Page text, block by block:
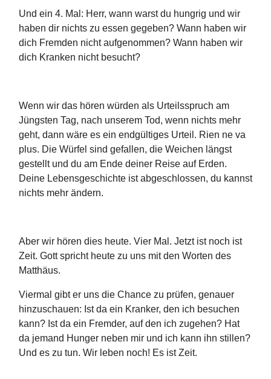
Und ein 4. Mal: Herr, wann warst du hungrig und wir
haben dir nichts zu essen gegeben? Wann haben wir
dich Fremden nicht aufgenommen? Wann haben wir
dich Kranken nicht besucht?
Wenn wir das hören würden als Urteilsspruch am
Jüngsten Tag, nach unserem Tod, wenn nichts mehr
geht, dann wäre es ein endgültiges Urteil. Rien ne va
plus. Die Würfel sind gefallen, die Weichen längst
gestellt und du am Ende deiner Reise auf Erden.
Deine Lebensgeschichte ist abgeschlossen, du kannst
nichts mehr ändern.
Aber wir hören dies heute. Vier Mal. Jetzt ist noch ist
Zeit. Gott spricht heute zu uns mit den Worten des
Matthäus.
Viermal gibt er uns die Chance zu prüfen, genauer
hinzuschauen: Ist da ein Kranker, den ich besuchen
kann? Ist da ein Fremder, auf den ich zugehen? Hat
da jemand Hunger neben mir und ich kann ihn stillen?
Und es zu tun. Wir leben noch! Es ist Zeit.